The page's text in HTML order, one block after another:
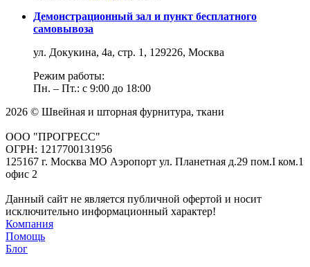
Демонстрационный зал и пункт бесплатного
самовывоза
ул. Докукина, 4а, стр. 1, 129226, Москва
Режим работы:
Пн. – Пт.: с 9:00 до 18:00
2026 © Швейная и шторная фурнитура, ткани
ООО "ПРОГРЕСС"
ОГРН: 1217700131956
125167 г. Москва МО Аэропорт ул. Планетная д.29 пом.I ком.1
офис 2
Данный сайт не является публичной офертой и носит
исключительно информационный характер!
Компания
Помощь
Блог